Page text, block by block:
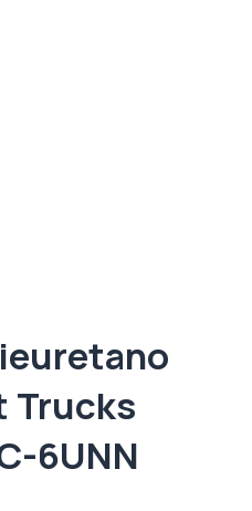
Trucks
6UNN